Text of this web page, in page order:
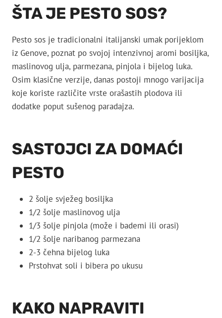
ŠTA JE PESTO SOS?
Pesto sos je tradicionalni italijanski umak porijeklom
iz Genove, poznat po svojoj intenzivnoj aromi bosiljka,
maslinovog ulja, parmezana, pinjola i bijelog luka.
Osim klasične verzije, danas postoji mnogo varijacija
koje koriste različite vrste orašastih plodova ili
dodatke poput sušenog paradajza.
SASTOJCI ZA DOMAĆI
PESTO
2 šolje svježeg bosiljka
1/2 šolje maslinovog ulja
1/3 šolje pinjola (može i bademi ili orasi)
1/2 šolje naribanog parmezana
2-3 čehna bijelog luka
Prstohvat soli i bibera po ukusu
KAKO NAPRAVITI